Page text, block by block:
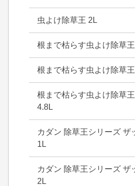
虫よけ除草王 2L
根まで枯らす虫よけ除草
根まで枯らす虫よけ除草
根まで枯らす虫よけ除草
4.8L
カダン 除草王シリーズ ザ
1L
カダン 除草王シリーズ ザ
2L